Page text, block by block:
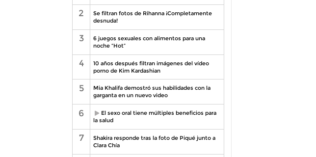
2
Se filtran fotos de Rihanna ¡Completamente
desnuda!
3
6 juegos sexuales con alimentos para una
noche “Hot”
4
10 años después filtran imágenes del vídeo
porno de Kim Kardashian
5
Mia Khalifa demostró sus habilidades con la
garganta en un nuevo video
6
El sexo oral tiene múltiples beneficios para
la salud
7
Shakira responde tras la foto de Piqué junto a
Clara Chía